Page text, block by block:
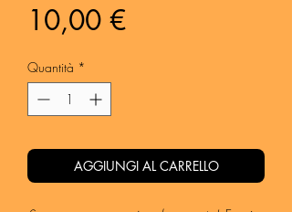
10,00 €Prezzo
Quantità *
AGGIUNGI AL CARRELLO